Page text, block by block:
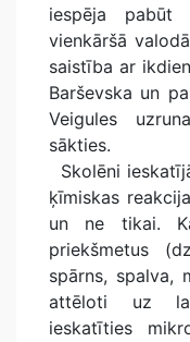
iespēja pabūt
vienkāršā
saistība ar
Barševska un
Veigules
sākties.
Skolēni
ķīmiskas
un ne tikai.
priekšmetus
spārns, spalva,
attēloti uz
ieskatīties